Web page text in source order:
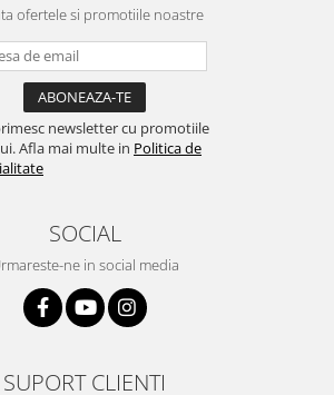
ofertele si promotiile noastre
newsletter cu promotiile
Afla mai multe in Politica de
SOCIAL
ne in social media
SUPORT CLIENTI